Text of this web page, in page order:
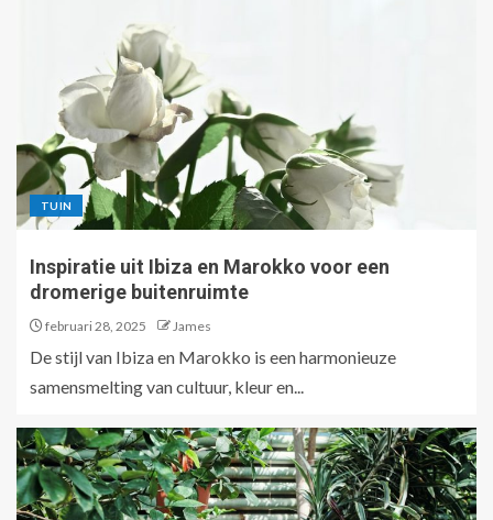
TUIN
Inspiratie uit Ibiza en Marokko voor een
dromerige buitenruimte
februari 28, 2025 James
De stijl van Ibiza en Marokko is een harmonieuze
samensmelting van cultuur, kleur en...